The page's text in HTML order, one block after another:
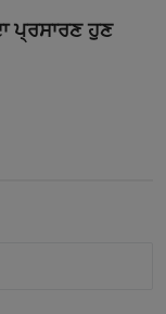
ਪ੍ਰਸਾਰਣ ਹੁਣ